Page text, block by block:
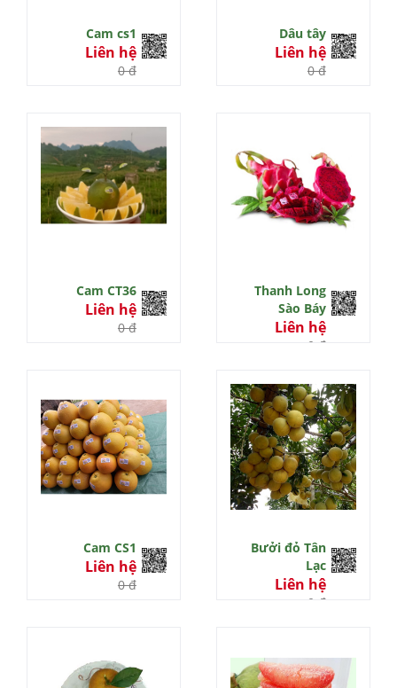
Cam cs1
Liên hệ
0 đ
Dâu tây
Liên hệ
0 đ
Cam CT36
Liên hệ
0 đ
Thanh Long
Sào Báy
Liên hệ
0 đ
Cam CS1
Liên hệ
0 đ
Bưởi đỏ Tân
Lạc
Liên hệ
0 đ